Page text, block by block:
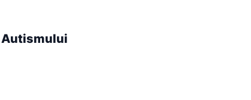
Autismului